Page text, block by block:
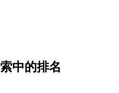
中的排名